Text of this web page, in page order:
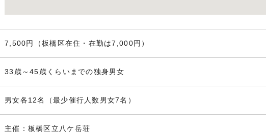
7,500円（板橋区在住・在勤は7,000円）
33歳～45歳くらいまでの独身男女
男女各12名（最少催行人数男女7名）
主催：板橋区立八ケ岳荘